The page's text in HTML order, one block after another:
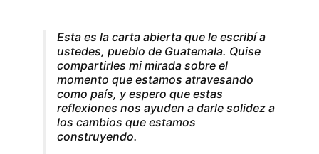
Esta es la carta abierta que le escribí a
ustedes, pueblo de Guatemala. Quise
compartirles mi mirada sobre el
momento que estamos atravesando
como país, y espero que estas
reflexiones nos ayuden a darle solidez a
los cambios que estamos
construyendo.